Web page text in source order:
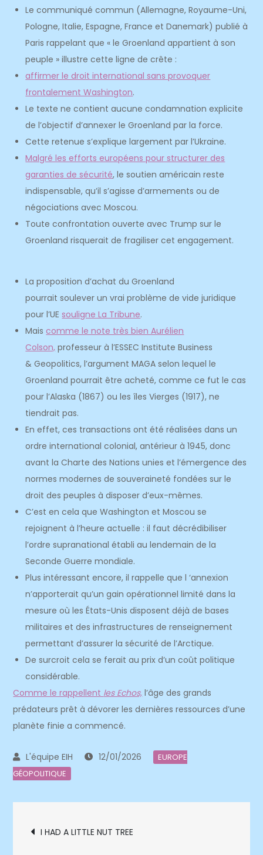
Le communiqué commun (Allemagne, Royaume-Uni,
Pologne, Italie, Espagne, France et Danemark) publié à
Paris rappelant que « le Groenland appartient à son
peuple » illustre cette ligne de crête :
affirmer le droit international sans provoquer
frontalement Washington.
Le texte ne contient aucune condamnation explicite
de l’objectif d’annexer le Groenland par la force.
Cette retenue s’explique largement par l’Ukraine.
Malgré les efforts européens pour structurer des
garanties de sécurité, le soutien américain reste
indispensable, qu’il s’agisse d’armements ou de
négociations avec Moscou.
Toute confrontation ouverte avec Trump sur le
Groenland risquerait de fragiliser cet engagement.
La proposition d’achat du Groenland
pourrait soulever un vrai problème de vide juridique
pour l’UE souligne La Tribune.
Mais comme le note très bien Aurélien
Colson, professeur à l’ESSEC Institute Business
& Geopolitics, l’argument MAGA selon lequel le
Groenland pourrait être acheté, comme ce fut le cas
pour l’Alaska (1867) ou les îles Vierges (1917), ne
tiendrait pas.
En effet, ces transactions ont été réalisées dans un
ordre international colonial, antérieur à 1945, donc
avant la Charte des Nations unies et l’émergence des
normes modernes de souveraineté fondées sur le
droit des peuples à disposer d’eux-mêmes.
C’est en cela que Washington et Moscou se
rejoignent à l’heure actuelle : il faut décrédibiliser
l’ordre supranational établi au lendemain de la
Seconde Guerre mondiale.
Plus intéressant encore, il rappelle que l ‘annexion
n’apporterait qu’un gain opérationnel limité dans la
mesure où les États-Unis disposent déjà de bases
militaires et des infrastructures de renseignement
permettant d’assurer la sécurité de l’Arctique.
De surcroit cela se ferait au prix d’un coût politique
considérable.
Comme le rappellent les Echos, l’âge des grands
prédateurs prêt à dévorer les dernières ressources d’une
planète finie a commencé.
12/01/2026
EUROPE
GÉOPOLITIQUE
Navigation
I HAD A LITTLE NUT TREE